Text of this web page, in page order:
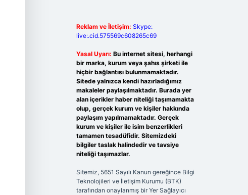
Reklam ve İletişim: Skype:
live:.cid.575569c608265c69
Yasal Uyarı: Bu internet sitesi, herhangi
bir marka, kurum veya şahıs şirketi ile
hiçbir bağlantısı bulunmamaktadır.
Sitede yalnızca kendi hazırladığımız
makaleler paylaşılmaktadır. Burada yer
alan içerikler haber niteliği taşımamakta
olup, gerçek kurum ve kişiler hakkında
paylaşım yapılmamaktadır. Gerçek
kurum ve kişiler ile isim benzerlikleri
tamamen tesadüfidir. Sitemizdeki
bilgiler taslak halindedir ve tavsiye
niteliği taşımazlar.
Sitemiz, 5651 Sayılı Kanun gereğince Bilgi
Teknolojileri ve İletişim Kurumu (BTK)
tarafından onaylanmış bir Yer Sağlayıcı